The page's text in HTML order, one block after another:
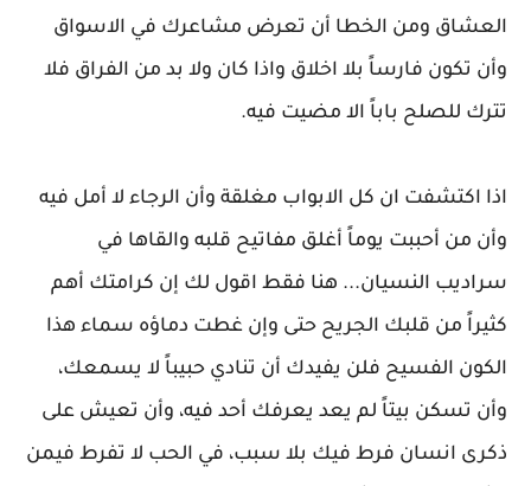
العشاق ومن الخطا أن تعرض مشاعرك في الاسواق
وأن تكون فارساً بلا اخلاق واذا كان ولا بد من الفراق فلا
تترك للصلح باباً الا مضيت فيه.
اذا اكتشفت ان كل الابواب مغلقة وأن الرجاء لا أمل فيه
وأن من أحببت يوماً أغلق مفاتيح قلبه والقاها في
سراديب النسيان... هنا فقط اقول لك إن كرامتك أهم
كثيراً من قلبك الجريح حتى وإن غطت دماؤه سماء هذا
الكون الفسيح فلن يفيدك أن تنادي حبيباً لا يسمعك،
وأن تسكن بيتاً لم يعد يعرفك أحد فيه، وأن تعيش على
ذكرى انسان فرط فيك بلا سبب، في الحب لا تفرط فيمن